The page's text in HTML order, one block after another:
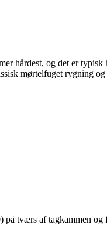
hårdest, og det er
mørtelfuget rygning
tværs af tagkammen